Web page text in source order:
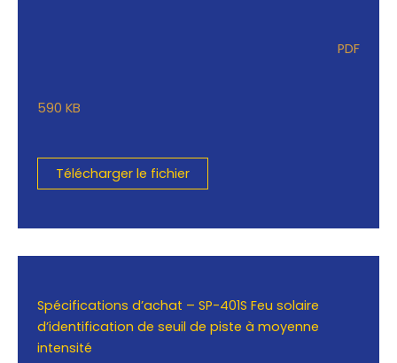
PDF
590 KB
Télécharger le fichier
Spécifications d’achat – SP-401S Feu solaire
d’identification de seuil de piste à moyenne
intensité